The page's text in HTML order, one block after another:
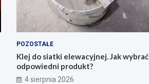
POZOSTAŁE
Klej do siatki elewacyjnej. Jak wybrać
odpowiedni produkt?
4 sierpnia 2026